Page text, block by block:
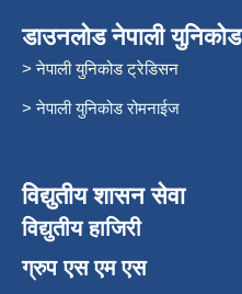
डाउनलोड नेपाली युनिकोड
> नेपाली युनिकोड ट्रेडिसन
> नेपाली युनिकोड रोमनाईज
विद्युतीय शासन सेवा
विद्युतीय हाजिरी
ग्रुप एस एम एस